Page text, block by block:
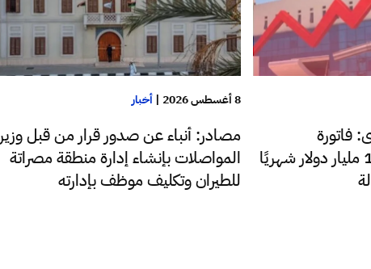
المحروقات تتجاوز 1.5 مليار دولار شهريًا
8 أغسطس 2026 | أخبار
مصادر: أنباء عن صدور قرار من قبل وزير
المواصلات بإنشاء إدارة منطقة مصراتة
للطيران وتكليف موظف بإدارته